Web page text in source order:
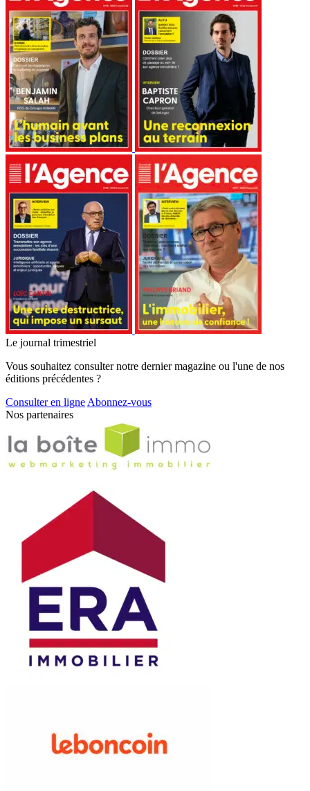
Le journal trimestriel
Vous souhaitez consulter notre dernier magazine ou l'une de nos
éditions précédentes ?
Consulter en ligne Abonnez-vous
Nos partenaires